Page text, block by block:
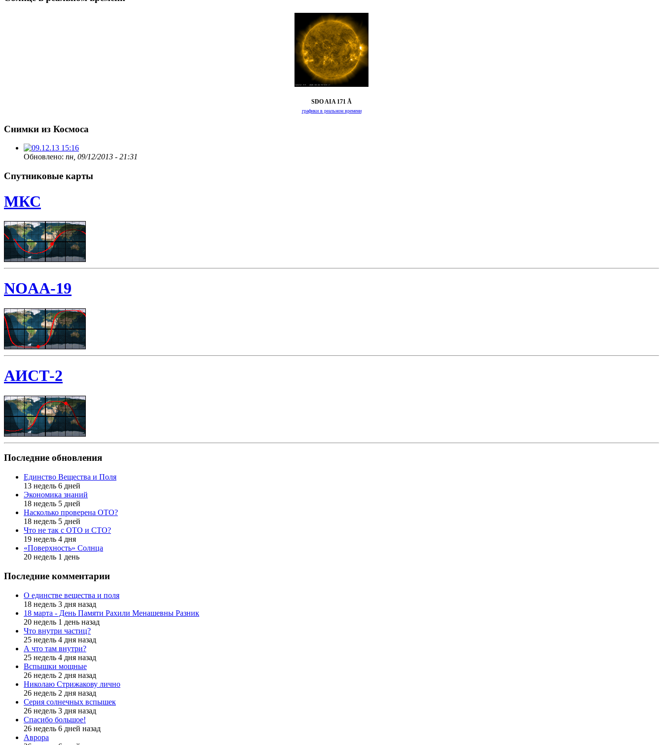
SDO AIA 171 Å
графики в реальном времени
Снимки из Космоса
Обновлено: пн, 09/12/2013 - 21:31
Спутниковые карты
МКС
NOAA-19
АИСТ-2
Последние обновления
Единство Вещества и Поля
13 недель 6 дней
Экономика знаний
18 недель 5 дней
Насколько проверена ОТО?
18 недель 5 дней
Что не так с ОТО и СТО?
19 недель 4 дня
«Поверхность» Солнца
20 недель 1 день
Последние комментарии
О единстве вещества и поля
18 недель 3 дня назад
18 марта - День Памяти Рахили Менашевны Разник
20 недель 1 день назад
Что внутри частиц?
25 недель 4 дня назад
А что там внутри?
25 недель 4 дня назад
Вспышки мощные
26 недель 2 дня назад
Николаю Стрижакову лично
26 недель 2 дня назад
Серия солнечных вспышек
26 недель 3 дня назад
Спасибо большое!
26 недель 6 дней назад
Аврора